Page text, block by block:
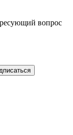
вопрос